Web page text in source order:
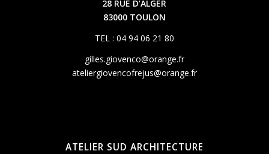
28 RUE D’ALGER
83000 TOULON
TEL : 04 94 06 21 80
gilles.giovenco@orange.fr
ateliergiovencofrejus@orange.fr
ATELIER SUD ARCHITECTURE